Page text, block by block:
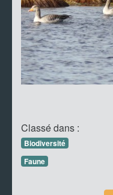
Classé dans :
Biodiversité
Faune